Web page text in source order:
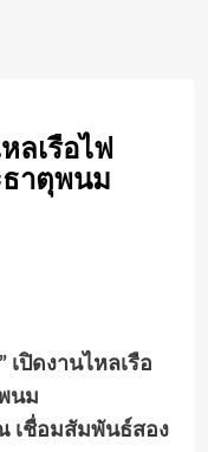
ลเรือไฟ
าตุพนม
เปิดงานไหลเรือ
นม
เชื่อมสัมพันธ์สอง